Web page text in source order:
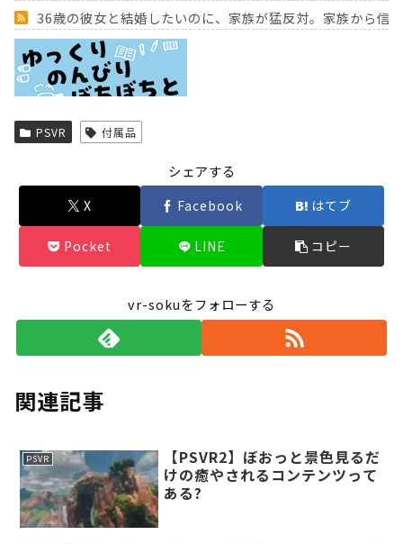
36歳の彼女と結婚したいのに、家族が猛反対。家族から信
Powered by livedoor 相互RSS
PSVR 付属品
シェアする
X Facebook はてブ
Pocket LINE コピー
vr-sokuをフォローする
関連記事
PSVR
【PSVR2】ぼおっと景色見るだ
けの癒やされるコンテンツって
ある?